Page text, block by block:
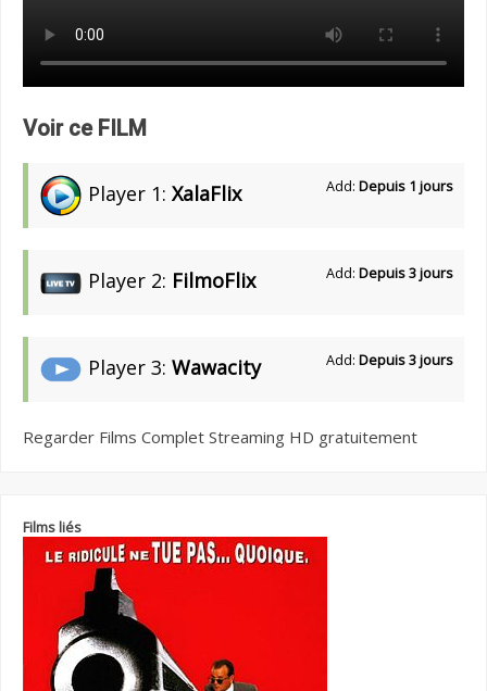
Voir ce FILM
Player 1: XalaFlix Add: Depuis 1 jours
Player 2: FilmoFlix Add: Depuis 3 jours
Player 3: Wawacity Add: Depuis 3 jours
Regarder Films Complet Streaming HD gratuitement
Films liés